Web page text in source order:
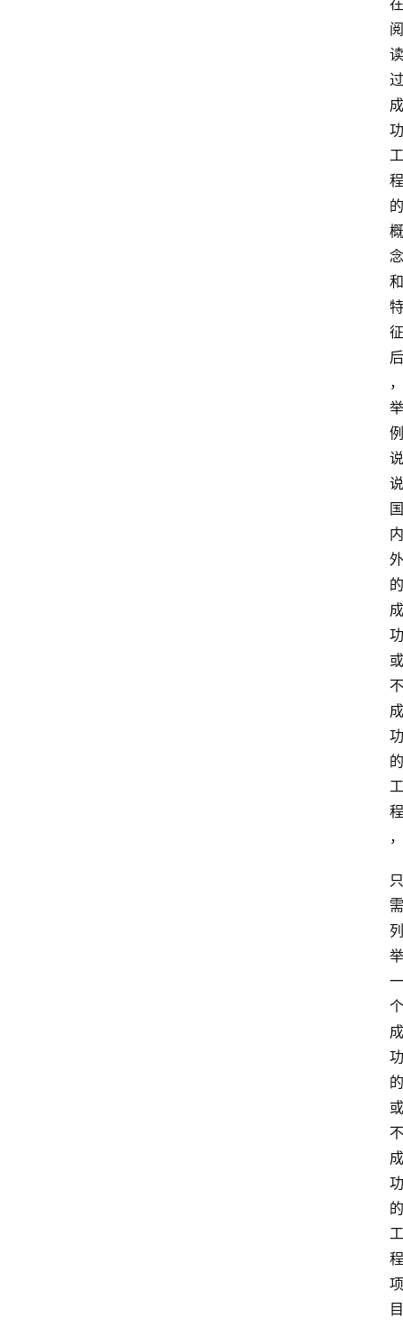
在
阅
读
过
成
功
工
程
的
概
念
和
特
征
后
，
举
例
说
说
国
内
外
的
成
功
或
不
成
功
的
工
程
，
只
需
列
举
一
个
成
功
的
或
不
成
功
的
工
程
项
目